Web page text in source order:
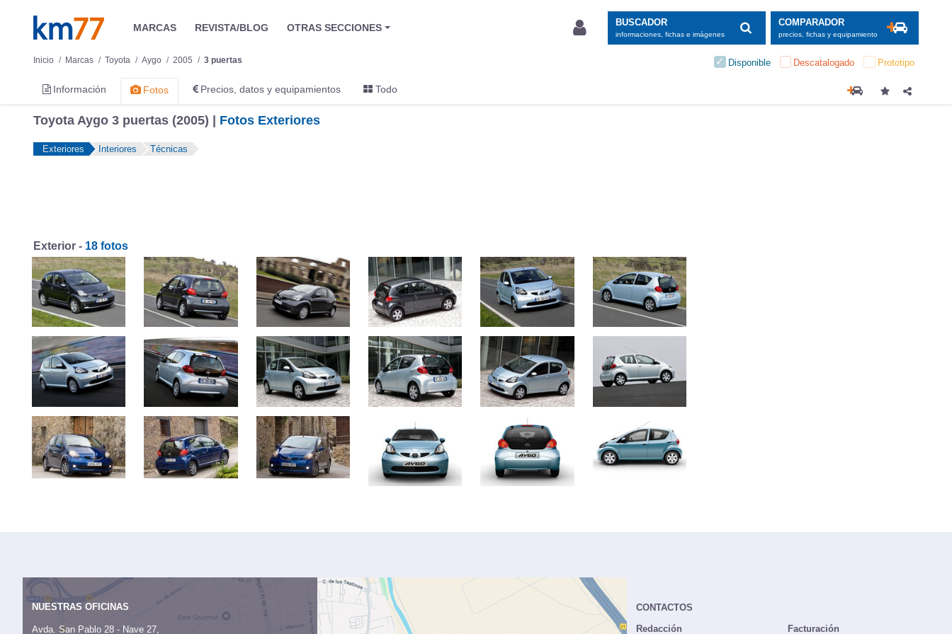
MARCAS REVISTA/BLOG OTRAS SECCIONES BUSCADOR
informaciones, fichas e imágenes
COMPARADOR
precios, fichas y equipamiento
Inicio Marcas Toyota Aygo 2005 3 puertas Disponible Descatalogado Prototipo
Información Fotos Precios, datos y equipamientos Todo
Toyota Aygo 3 puertas (2005) | Fotos Exteriores
Exteriores Interiores Técnicas
Exterior - 18 fotos
NUESTRAS OFICINAS
Avda. San Pablo 28 - Nave 27,
CONTACTOS
Redacción
Facturación